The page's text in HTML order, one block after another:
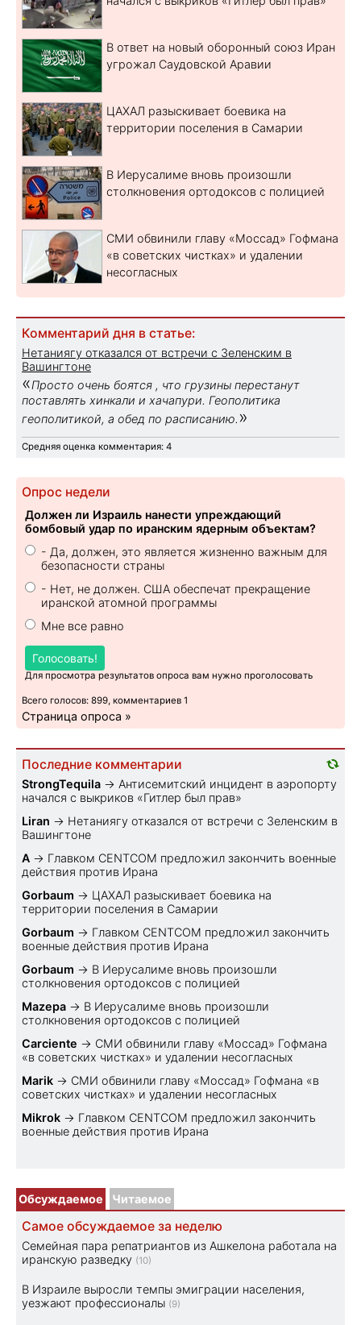
В ответ на новый оборонный союз Иран
угрожал Саудовской Аравии
ЦАХАЛ разыскивает боевика на
территории поселения в Самарии
В Иерусалиме вновь произошли
столкновения ортодоксов с полицией
СМИ обвинили главу «Моссад» Гофмана
«в советских чистках» и удалении
несогласных
Комментарий дня в статье:
Нетаниягу отказался от встречи с Зеленским в
Вашингтоне
«Просто очень боятся , что грузины перестанут
поставлять хинкали и хачапури. Геополитика
геополитикой, а обед по расписанию. »
Средняя оценка комментария: 4
Опрос недели
Должен ли Израиль нанести упреждающий
бомбовый удар по иранским ядерным объектам?
- Да, должен, это является жизненно важным для
безопасности страны
- Нет, не должен. США обеспечат прекращение
иранской атомной программы
Мне все равно
Голосовать!
Для просмотра результатов опроса вам нужно проголосовать
Всего голосов: 899, комментариев 1
Страница опроса »
Последние комментарии
StrongTequila → Антисемитский инцидент в аэропорту
начался с выкриков «Гитлер был прав»
Liran → Нетаниягу отказался от встречи с Зеленским в
Вашингтоне
A → Главком CENTCOM предложил закончить военные
действия против Ирана
Gorbaum → ЦАХАЛ разыскивает боевика на
территории поселения в Самарии
Gorbaum → Главком CENTCOM предложил закончить
военные действия против Ирана
Gorbaum → В Иерусалиме вновь произошли
столкновения ортодоксов с полицией
Mazepa → В Иерусалиме вновь произошли
столкновения ортодоксов с полицией
Carciente → СМИ обвинили главу «Моссад» Гофмана
«в советских чистках» и удалении несогласных
Marik → СМИ обвинили главу «Моссад» Гофмана «в
советских чистках» и удалении несогласных
Mikrok → Главком CENTCOM предложил закончить
военные действия против Ирана
Обсуждаемое Читаемое
Самое обсуждаемое за неделю
Семейная пара репатриантов из Ашкелона работала на
иранскую разведку (10)
В Израиле выросли темпы эмиграции населения,
уезжают профессионалы (9)